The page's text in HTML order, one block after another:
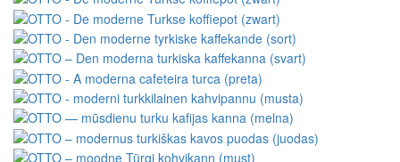
Υπαναχώρηση από τη σύμβαση
Προστασία προσωπικών δεδομένων
Newsletter - προστασία προσωπικών δεδομένων
Χάρτης Ιστότοπου
Μάρκες
Κριτικές
Δωροεπιταγές
Προσφορές
Εκπαιδευτικά σεμινάρια